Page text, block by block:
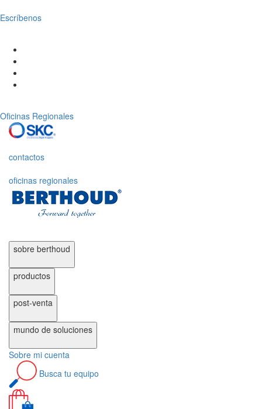
Escríbenos
Oficinas Regionales
contactos
oficinas regionales
sobre berthoud
productos
post-venta
mundo de soluciones
Sobre mi cuenta
Busca tu equipo